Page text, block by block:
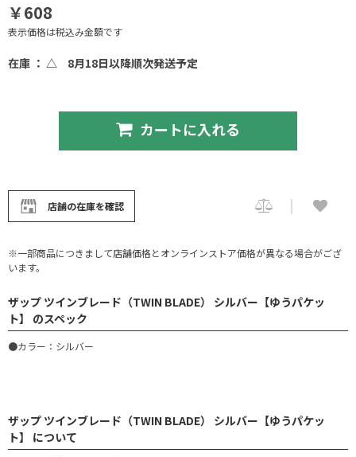
￥608
表示価格は税込み金額です
在庫 ： △ 8月18日以降順次発送予定
カートに入れる
店舗の在庫を確認
※一部商品につきまして店舗価格とオンラインストア価格が異なる場合がござ
います。
ザップ ツインブレード（TWIN BLADE） シルバー【ゆうパケッ
ト】 のスペック
●カラー：シルバー
ザップ ツインブレード（TWIN BLADE） シルバー【ゆうパケッ
ト】 について